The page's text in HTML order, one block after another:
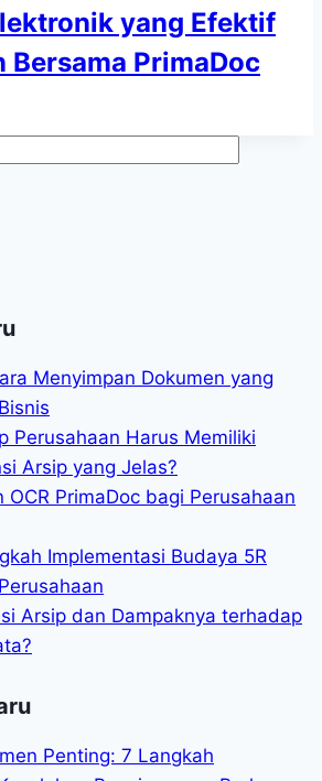
yang Efektif
Bersama PrimaDoc
Menyimpan Dokumen yang
Perusahaan Harus Memiliki
Arsip yang Jelas?
OCR PrimaDoc bagi Perusahaan
Implementasi Budaya 5R
Arsip dan Dampaknya terhadap
Penting: 7 Langkah